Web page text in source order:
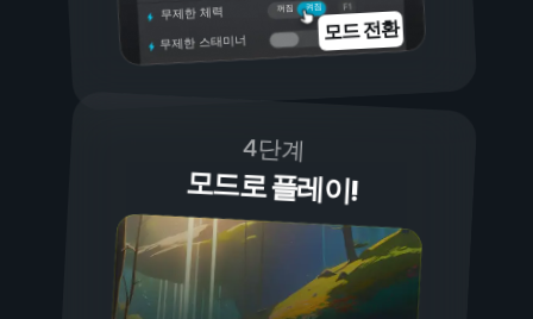
켜짐
꺼짐
무제한 체력
무제한 스태미너 모드 전환
4단계
모드로 플레이!